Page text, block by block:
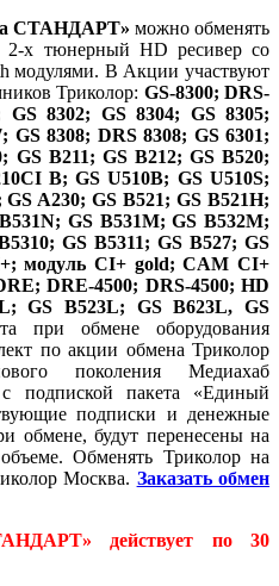
СТАНДАРТ» можно обменять
2-х тюнерный HD ресивер со
модулями. В Акции участвуют
Триколор: GS-8300; DRS-
GS 8302; GS 8304; GS 8305;
GS 8308; DRS 8308; GS 6301;
GS B211; GS B212; GS B520;
B; GS U510B; GS U510S;
A230; GS B521; GS B521H;
GS B531M; GS B532M;
GS B5311; GS B527; GS
модуль CI+ gold; CAM CI+
DRE-4500; DRS-4500; HD
GS B523L; GS B623L, GS
при обмене оборудования
по акции обмена Триколор
поколения Медиахаб
подпиской пакета «Единый
подписки и денежные
обмене, будут перенесены на
Обменять Триколор на
Москва. Заказать обмен
действует по 30